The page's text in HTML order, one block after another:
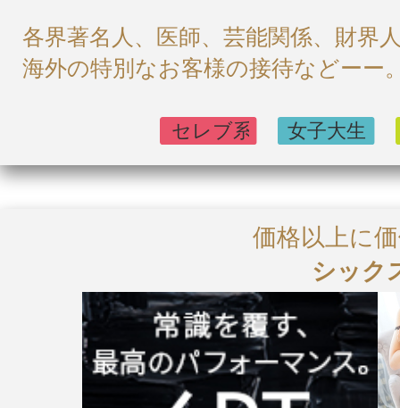
各界著名人、医師、芸能関係、財界
海外の特別なお客様の接待などーー
価格以上に
シック